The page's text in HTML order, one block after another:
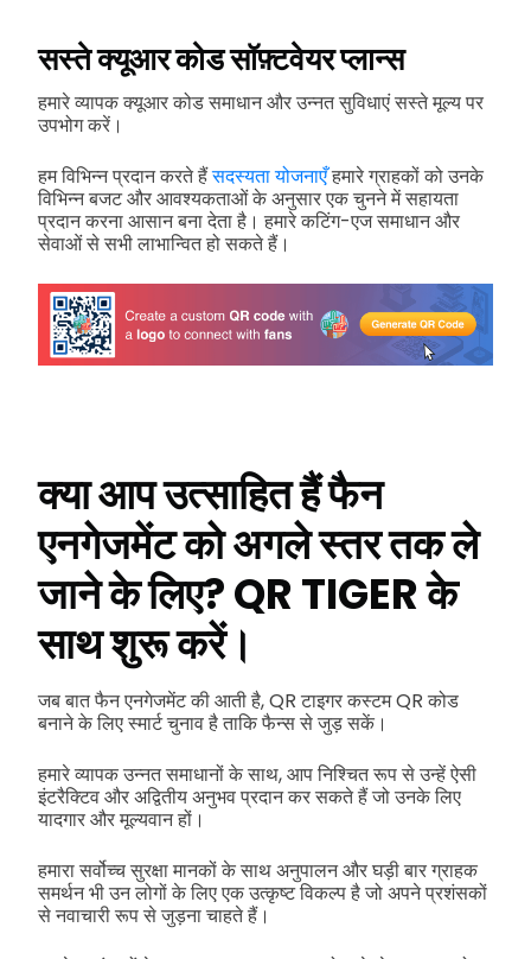
सस्ते क्यूआर कोड सॉफ़्टवेयर प्लान्स
हमारे व्यापक क्यूआर कोड समाधान और उन्नत सुविधाएं सस्ते मूल्य पर
उपभोग करें।
हम विभिन्न प्रदान करते हैंसदस्यता योजनाएँहमारे ग्राहकों को उनके
विभिन्न बजट और आवश्यकताओं के अनुसार एक चुनने में सहायता
प्रदान करना आसान बना देता है। हमारे कटिंग-एज समाधान और
सेवाओं से सभी लाभान्वित हो सकते हैं।
क्या आप उत्साहित हैं फैन
एनगेजमेंट को अगले स्तर तक ले
जाने के लिए? QR TIGER के
साथ शुरू करें।
जब बात फैन एनगेजमेंट की आती है, QR टाइगर कस्टम QR कोड
बनाने के लिए स्मार्ट चुनाव है ताकि फैन्स से जुड़ सकें।
हमारे व्यापक उन्नत समाधानों के साथ, आप निश्चित रूप से उन्हें ऐसी
इंटरैक्टिव और अद्वितीय अनुभव प्रदान कर सकते हैं जो उनके लिए
यादगार और मूल्यवान हों।
हमारा सर्वोच्च सुरक्षा मानकों के साथ अनुपालन और घड़ी बार ग्राहक
समर्थन भी उन लोगों के लिए एक उत्कृष्ट विकल्प है जो अपने प्रशंसकों
से नवाचारी रूप से जुड़ना चाहते हैं।